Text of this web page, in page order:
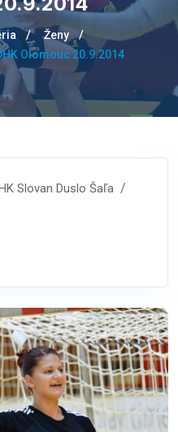
Ženy
Olomouc 20.9.2014
Slovan Duslo Šaľa